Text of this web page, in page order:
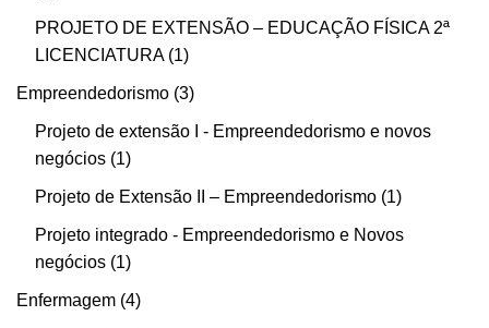
PROJETO DE EXTENSÃO – EDUCAÇÃO FÍSICA 2ª
LICENCIATURA 1
Empreendedorismo 3
Projeto de extensão I - Empreendedorismo e novos
negócios 1
Projeto de Extensão II – Empreendedorismo 1
Projeto integrado - Empreendedorismo e Novos
negócios 1
Enfermagem 4